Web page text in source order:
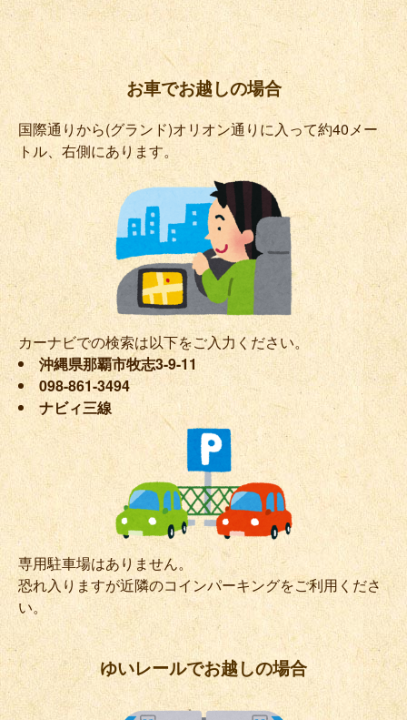
お車でお越しの場合
国際通りから(グランド)オリオン通りに入って約40メー
トル、右側にあります。
カーナビでの検索は以下をご入力ください。
沖縄県那覇市牧志3-9-11
098-861-3494
ナビィ三線
専用駐車場はありません。
恐れ入りますが近隣のコインパーキングをご利用くださ
い。
ゆいレールでお越しの場合